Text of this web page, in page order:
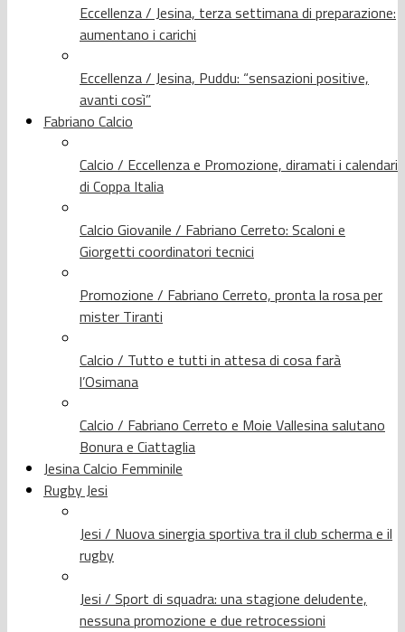
Eccellenza / Jesina, terza settimana di preparazione:
aumentano i carichi
Eccellenza / Jesina, Puddu: “sensazioni positive,
avanti così”
Fabriano Calcio
Calcio / Eccellenza e Promozione, diramati i calendari
di Coppa Italia
Calcio Giovanile / Fabriano Cerreto: Scaloni e
Giorgetti coordinatori tecnici
Promozione / Fabriano Cerreto, pronta la rosa per
mister Tiranti
Calcio / Tutto e tutti in attesa di cosa farà
l’Osimana
Calcio / Fabriano Cerreto e Moie Vallesina salutano
Bonura e Ciattaglia
Jesina Calcio Femminile
Rugby Jesi
Jesi / Nuova sinergia sportiva tra il club scherma e il
rugby
Jesi / Sport di squadra: una stagione deludente,
nessuna promozione e due retrocessioni